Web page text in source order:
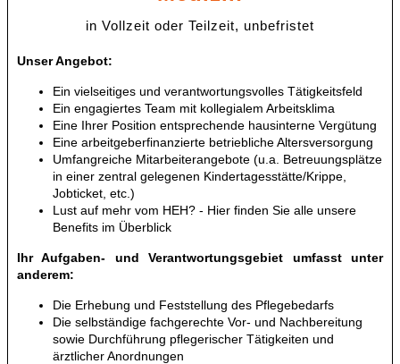
in Vollzeit oder Teilzeit, unbefristet
Unser Angebot:
Ein vielseitiges und verantwortungsvolles Tätigkeitsfeld
Ein engagiertes Team mit kollegialem Arbeitsklima
Eine Ihrer Position entsprechende hausinterne Vergütung
Eine arbeitgeberfinanzierte betriebliche Altersversorgung
Umfangreiche Mitarbeiterangebote (u.a. Betreuungsplätze
in einer zentral gelegenen Kindertagesstätte/Krippe,
Jobticket, etc.)
Lust auf mehr vom HEH? - Hier finden Sie alle unsere
Benefits im Überblick
Ihr Aufgaben- und Verantwortungsgebiet umfasst unter
anderem:
Die Erhebung und Feststellung des Pflegebedarfs
Die selbständige fachgerechte Vor- und Nachbereitung
sowie Durchführung pflegerischer Tätigkeiten und
ärztlicher Anordnungen